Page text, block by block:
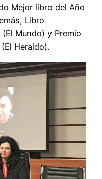
Mejor libro del Año
Libro
Mundo) y Premio
Heraldo).